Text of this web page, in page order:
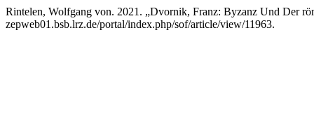
Rintelen, Wolfgang von. 2021. „Dvornik, Franz: Byzanz Und Der
zepweb01.bsb.lrz.de/portal/index.php/sof/article/view/11963.